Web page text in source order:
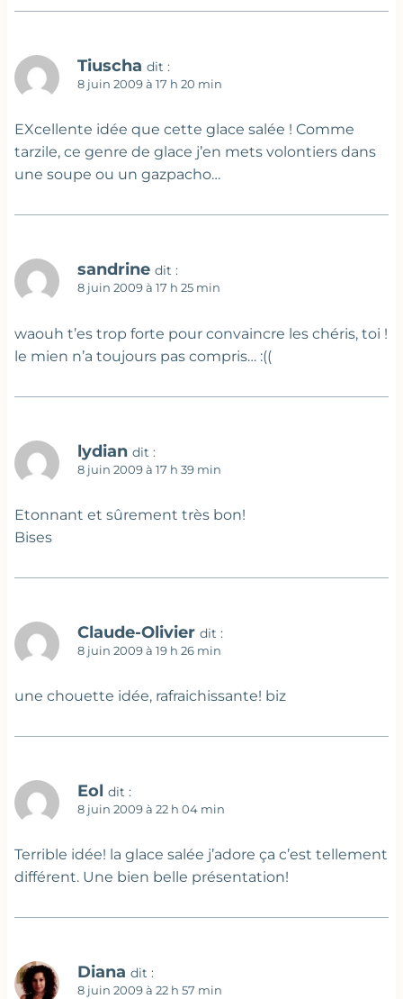
Tiuscha dit :
8 juin 2009 à 17 h 20 min
EXcellente idée que cette glace salée ! Comme
tarzile, ce genre de glace j’en mets volontiers dans
une soupe ou un gazpacho…
sandrine dit :
8 juin 2009 à 17 h 25 min
waouh t’es trop forte pour convaincre les chéris, toi !
le mien n’a toujours pas compris… :((
lydian dit :
8 juin 2009 à 17 h 39 min
Etonnant et sûrement très bon!
Bises
Claude-Olivier dit :
8 juin 2009 à 19 h 26 min
une chouette idée, rafraichissante! biz
Eol dit :
8 juin 2009 à 22 h 04 min
Terrible idée! la glace salée j’adore ça c’est tellement
différent. Une bien belle présentation!
Diana dit :
8 juin 2009 à 22 h 57 min